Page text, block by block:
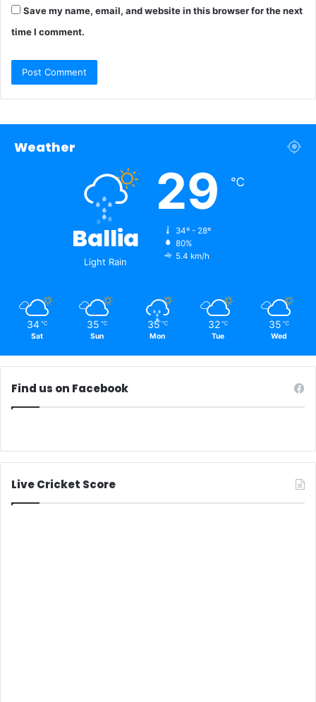
Save my name, email, and website in this browser for the next
time I comment.
Weather
Ballia
Light Rain
29 ℃
34º - 28º
80%
5.4 km/h
34 ℃
Sat
35 ℃
Sun
35 ℃
Mon
32 ℃
Tue
35 ℃
Wed
Find us on Facebook
Live Cricket Score